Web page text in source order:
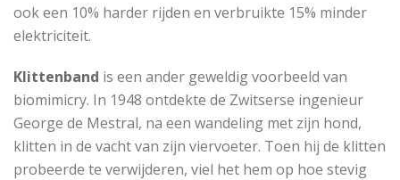
ook een 10% harder rijden en verbruikte 15% minder
elektriciteit.
Klittenband is een ander geweldig voorbeeld van
biomimicry. In 1948 ontdekte de Zwitserse ingenieur
George de Mestral, na een wandeling met zijn hond,
klitten in de vacht van zijn viervoeter. Toen hij de klitten
probeerde te verwijderen, viel het hem op hoe stevig